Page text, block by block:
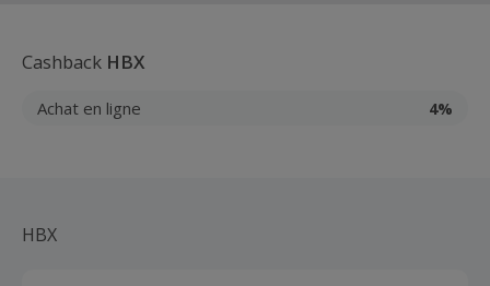
Cashback HBX
Achat en ligne 4%
HBX